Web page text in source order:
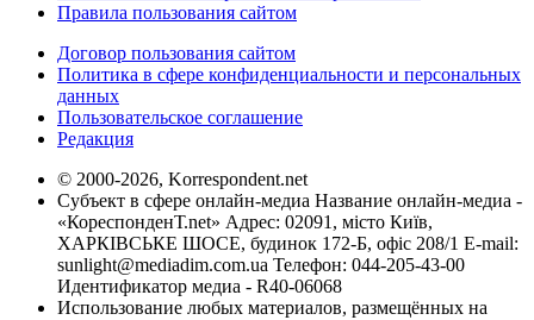
Правила пользования сайтом
Договор пользования сайтом
Политика в сфере конфиденциальности и персональных
данных
Пользовательское соглашение
Редакция
© 2000-2026, Korrespondent.net
Субъект в сфере онлайн-медиа Название онлайн-медиа -
«КореспонденТ.net» Адрес: 02091, місто Київ,
ХАРКІВСЬКЕ ШОСЕ, будинок 172-Б, офіс 208/1 E-mail:
sunlight@mediadim.com.ua Телефон: 044-205-43-00
Идентификатор медиа - R40-06068
Использование любых материалов, размещённых на